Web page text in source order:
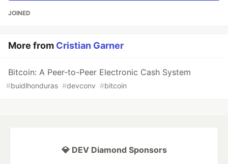
JOINED
More from Cristian Garner
Bitcoin: A Peer-to-Peer Electronic Cash System
#buidlhonduras #devconv #bitcoin
💎 DEV Diamond Sponsors